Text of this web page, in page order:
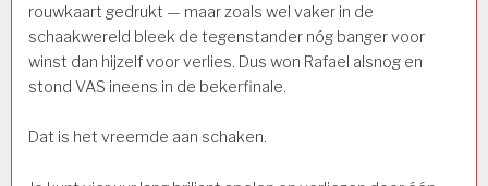
rouwkaart gedrukt — maar zoals wel vaker in de
schaakwereld bleek de tegenstander nóg banger voor
winst dan hijzelf voor verlies. Dus won Rafael alsnog en
stond VAS ineens in de bekerfinale.
Dat is het vreemde aan schaken.